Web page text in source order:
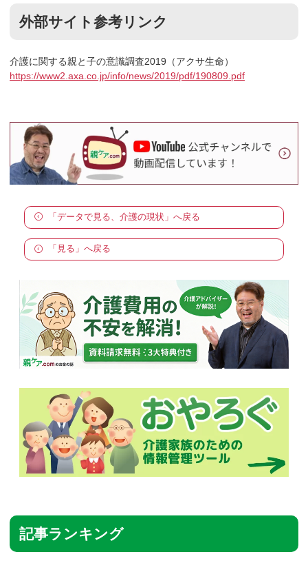
外部サイト参考リンク
介護に関する親と子の意識調査2019（アクサ生命）
https://www2.axa.co.jp/info/news/2019/pdf/190809.pdf
「データで見る、介護の現状」へ戻る
「見る」へ戻る
記事ランキング